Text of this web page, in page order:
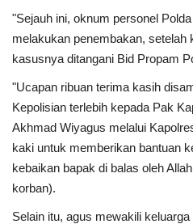
"Sejauh ini, oknum personel
melakukan penembakan, setelah
kasusnya ditangani Bid Propam
"Ucapan ribuan terima kasih
Kepolisian terlebih kepada Pak
Akhmad Wiyagus melalui
kaki untuk memberikan bantuan
kebaikan bapak di balas oleh
korban).
Selain itu, agus mewakili